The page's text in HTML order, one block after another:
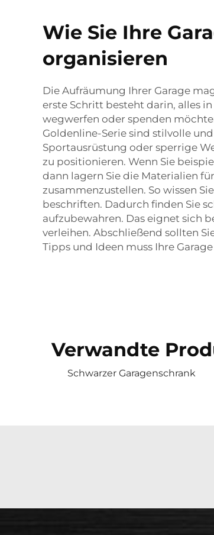
Wie Sie Ihre
organisieren
Die Aufräumung Ihrer Garage
erste Schritt besteht darin, alles
wegwerfen oder spenden
Goldenline-Serie sind stilvolle
Sportausrüstung oder sperrige
zu positionieren. Wenn Sie
dann lagern Sie die Materialien
zusammenzustellen. So wissen
beschriften. Dadurch finden Sie
aufzubewahren. Das eignet sich
verleihen. Abschließend sollten
Tipps und Ideen muss Ihre
Verwandte
Schwarzer Garagenschrank